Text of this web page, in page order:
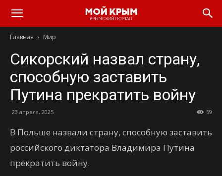
Главная Мир
Сикорский назвал страну,
способную заставить
Путина прекратить войну
23 апреля, 2025 59
В Польше назвали страну, способную заставить
российского диктатора Владимира Путина
прекратить войну.